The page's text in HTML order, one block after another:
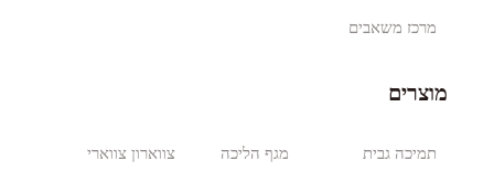
מרכז משאבים
מוצרים
תמיכה גבית
מגף הליכה
צווארון צווארי